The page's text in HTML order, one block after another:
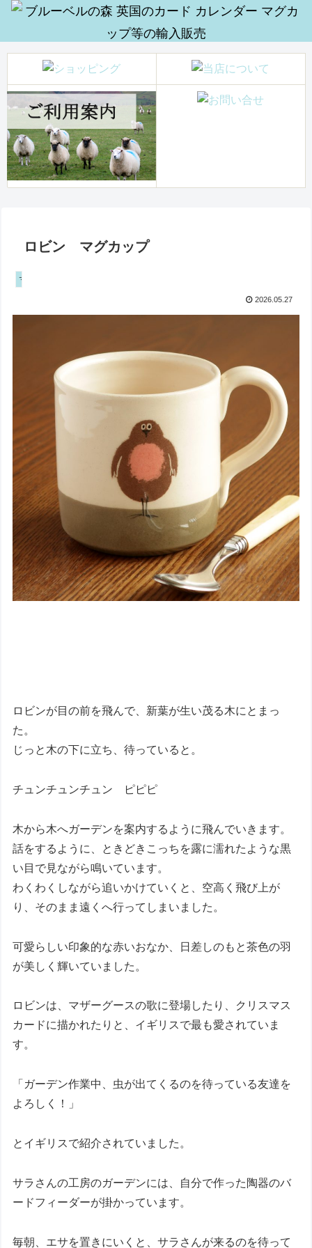
ロビン マグカップ
マグカップ
2026.05.27
ロビンが目の前を飛んで、新葉が生い茂る木にとまっ
た。
じっと木の下に立ち、待っていると。
チュンチュンチュン ピピピ
木から木へガーデンを案内するように飛んでいきます。
話をするように、ときどきこっちを露に濡れたような黒
い目で見ながら鳴いています。
わくわくしながら追いかけていくと、空高く飛び上が
り、そのまま遠くへ行ってしまいました。
可愛らしい印象的な赤いおなか、日差しのもと茶色の羽
が美しく輝いていました。
ロビンは、マザーグースの歌に登場したり、クリスマス
カードに描かれたりと、イギリスで最も愛されていま
す。
「ガーデン作業中、虫が出てくるのを待っている友達を
よろしく！」
とイギリスで紹介されていました。
サラさんの工房のガーデンには、自分で作った陶器のバ
ードフィーダーが掛かっています。
毎朝、エサを置きにいくと、サラさんが来るのを待って